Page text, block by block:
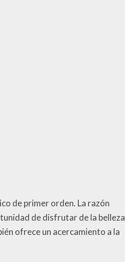
de primer orden. La razón
de disfrutar de la belleza
ofrece un acercamiento a la